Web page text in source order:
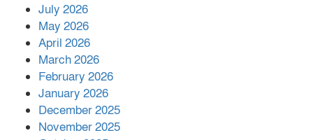
July 2026
May 2026
April 2026
March 2026
February 2026
January 2026
December 2025
November 2025